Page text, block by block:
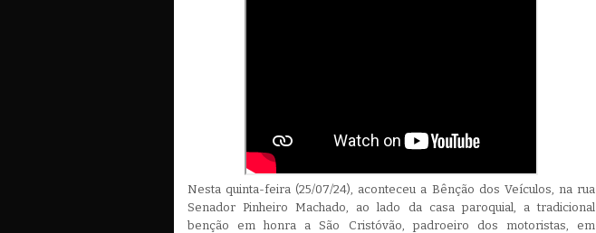
Nesta quinta-feira (25/07/24), aconteceu a Bênção dos Veículos, na rua
Senador Pinheiro Machado, ao lado da casa paroquial, a tradicional
benção em honra a São Cristóvão, padroeiro dos motoristas, em